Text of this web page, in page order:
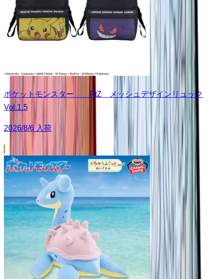
ポケットモンスター PtZ メッシュデザインリュック
Vol.1.5
2026/8/6 入荷